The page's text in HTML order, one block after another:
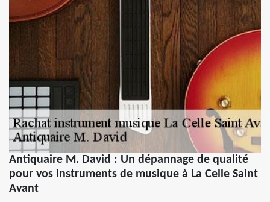
Antiquaire M. David : Un dépannage de qualité
pour vos instruments de musique à La Celle Saint
Avant